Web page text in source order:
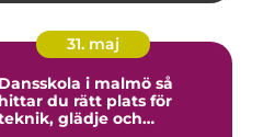
31. maj
Dansskola i malmö så
hittar du rätt plats för
glädje och